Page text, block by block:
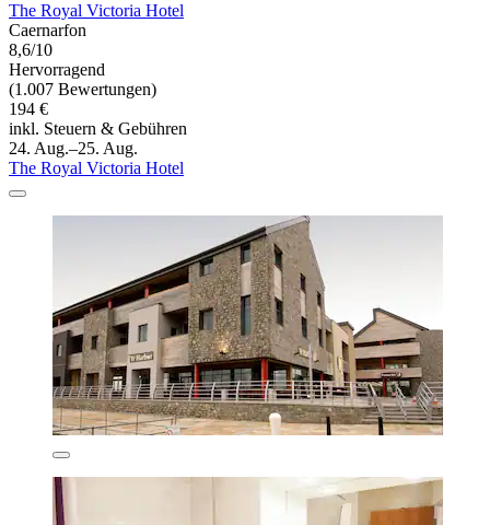
The Royal Victoria Hotel
Caernarfon
8,6/10
Hervorragend
(1.007 Bewertungen)
194 €
inkl. Steuern & Gebühren
24. Aug.–25. Aug.
The Royal Victoria Hotel